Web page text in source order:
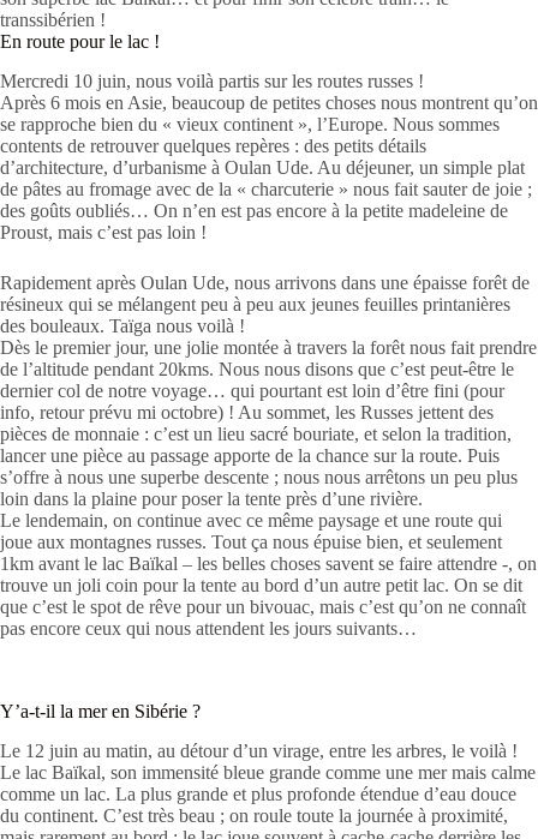
transsibérien !
En route pour le lac !
Mercredi 10 juin, nous voilà partis sur les routes russes !
Après 6 mois en Asie, beaucoup de petites choses nous montrent qu’on
se rapproche bien du « vieux continent », l’Europe. Nous sommes
contents de retrouver quelques repères : des petits détails
d’architecture, d’urbanisme à Oulan Ude. Au déjeuner, un simple plat
de pâtes au fromage avec de la « charcuterie » nous fait sauter de joie ;
des goûts oubliés… On n’en est pas encore à la petite madeleine de
Proust, mais c’est pas loin !
Rapidement après Oulan Ude, nous arrivons dans une épaisse forêt de
résineux qui se mélangent peu à peu aux jeunes feuilles printanières
des bouleaux. Taïga nous voilà !
Dès le premier jour, une jolie montée à travers la forêt nous fait prendre
de l’altitude pendant 20kms. Nous nous disons que c’est peut-être le
dernier col de notre voyage… qui pourtant est loin d’être fini (pour
info, retour prévu mi octobre) ! Au sommet, les Russes jettent des
pièces de monnaie : c’est un lieu sacré bouriate, et selon la tradition,
lancer une pièce au passage apporte de la chance sur la route. Puis
s’offre à nous une superbe descente ; nous nous arrêtons un peu plus
loin dans la plaine pour poser la tente près d’une rivière.
Le lendemain, on continue avec ce même paysage et une route qui
joue aux montagnes russes. Tout ça nous épuise bien, et seulement
1km avant le lac Baïkal – les belles choses savent se faire attendre -, on
trouve un joli coin pour la tente au bord d’un autre petit lac. On se dit
que c’est le spot de rêve pour un bivouac, mais c’est qu’on ne connaît
pas encore ceux qui nous attendent les jours suivants…
Y’a-t-il la mer en Sibérie ?
Le 12 juin au matin, au détour d’un virage, entre les arbres, le voilà !
Le lac Baïkal, son immensité bleue grande comme une mer mais calme
comme un lac. La plus grande et plus profonde étendue d’eau douce
du continent. C’est très beau ; on roule toute la journée à proximité,